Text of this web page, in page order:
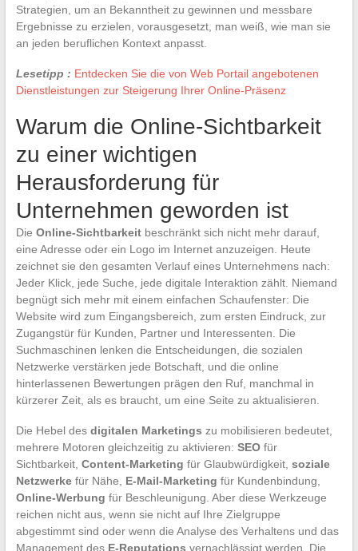
Strategien, um an Bekanntheit zu gewinnen und messbare
Ergebnisse zu erzielen, vorausgesetzt, man weiß, wie man sie
an jeden beruflichen Kontext anpasst.
Lesetipp : Entdecken Sie die von Web Portail angebotenen
Dienstleistungen zur Steigerung Ihrer Online-Präsenz
Warum die Online-Sichtbarkeit
zu einer wichtigen
Herausforderung für
Unternehmen geworden ist
Die Online-Sichtbarkeitbeschränkt sich nicht mehr darauf,
eine Adresse oder ein Logo im Internet anzuzeigen. Heute
zeichnet sie den gesamten Verlauf eines Unternehmens nach:
Jeder Klick, jede Suche, jede digitale Interaktion zählt. Niemand
begnügt sich mehr mit einem einfachen Schaufenster: Die
Website wird zum Eingangsbereich, zum ersten Eindruck, zur
Zugangstür für Kunden, Partner und Interessenten. Die
Suchmaschinen lenken die Entscheidungen, die sozialen
Netzwerke verstärken jede Botschaft, und die online
hinterlassenen Bewertungen prägen den Ruf, manchmal in
kürzerer Zeit, als es braucht, um eine Seite zu aktualisieren.
Die Hebel des digitalen Marketings zu mobilisieren bedeutet,
mehrere Motoren gleichzeitig zu aktivieren: SEOfür
Sichtbarkeit, Content-Marketing für Glaubwürdigkeit, soziale
Netzwerkefür Nähe, E-Mail-Marketing für Kundenbindung,
Online-Werbung für Beschleunigung. Aber diese Werkzeuge
reichen nicht aus, wenn sie nicht auf Ihre Zielgruppe
abgestimmt sind oder wenn die Analyse des Verhaltens und das
Management des E-Reputations vernachlässigt werden. Die